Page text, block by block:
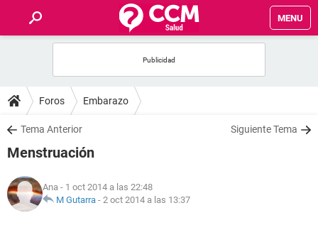
MENU
FOROS
SALUD
NUTRICIÓN
Foros Embarazo
Tema Anterior Siguiente Tema
Menstruación
Ana - 1 oct 2014 a las 22:48
M Gutarra - 2 oct 2014 a las 13:37